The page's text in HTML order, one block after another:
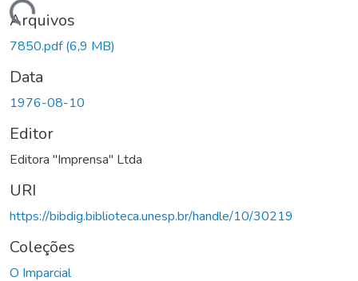
Carregando...
Arquivos
7850.pdf(6,9 MB)
Data
1976-08-10
Editor
Editora "Imprensa" Ltda
URI
https://bibdig.biblioteca.unesp.br/handle/10/30219
Coleções
O Imparcial